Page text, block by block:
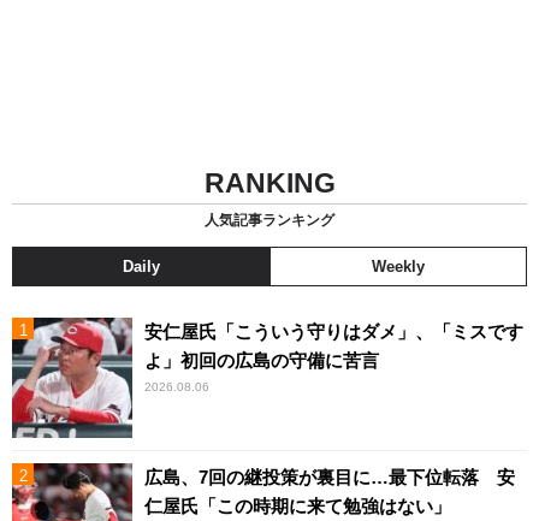
RANKING
人気記事ランキング
Daily Weekly
安仁屋氏「こういう守りはダメ」、「ミスです
よ」初回の広島の守備に苦言
2026.08.06
広島、7回の継投策が裏目に…最下位転落 安
仁屋氏「この時期に来て勉強はない」